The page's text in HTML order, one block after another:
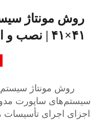
روش مونتاژ
۴۱×۴۱ | نصب و اجرای ساپورت مدولار
سیستم‌های ساپورت
اجزای اجرای تأسیسات